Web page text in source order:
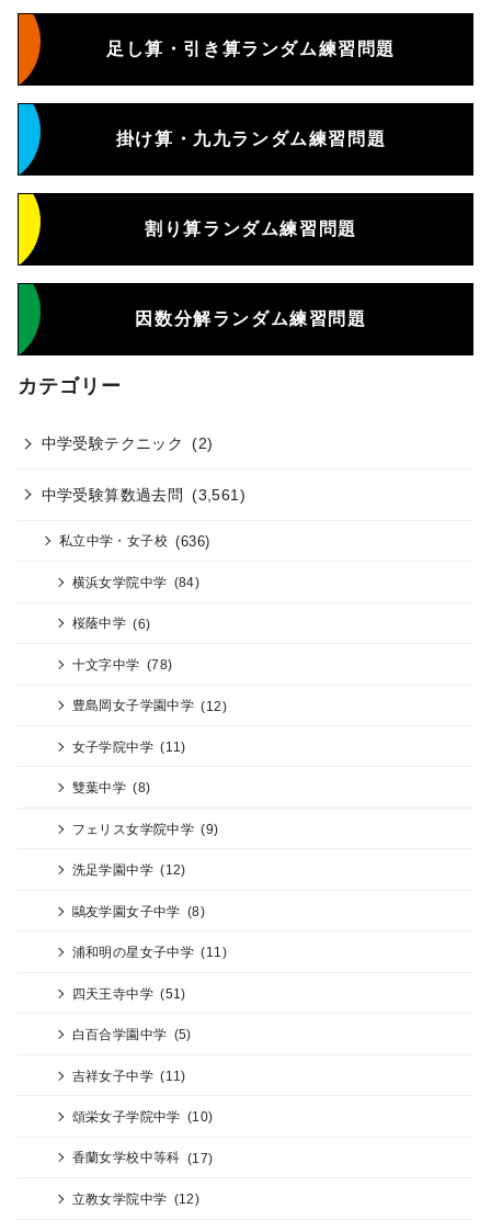
足し算・引き算ランダム練習問題
掛け算・九九ランダム練習問題
割り算ランダム練習問題
因数分解ランダム練習問題
カテゴリー
中学受験テクニック (2)
中学受験算数過去問 (3,561)
私立中学・女子校 (636)
横浜女学院中学 (84)
桜蔭中学 (6)
十文字中学 (78)
豊島岡女子学園中学 (12)
女子学院中学 (11)
雙葉中学 (8)
フェリス女学院中学 (9)
洗足学園中学 (12)
鷗友学園女子中学 (8)
浦和明の星女子中学 (11)
四天王寺中学 (51)
白百合学園中学 (5)
吉祥女子中学 (11)
頌栄女子学院中学 (10)
香蘭女学校中等科 (17)
立教女学院中学 (12)